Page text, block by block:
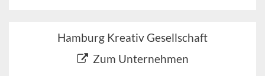
Hamburg Kreativ Gesellschaft
Zum Unternehmen